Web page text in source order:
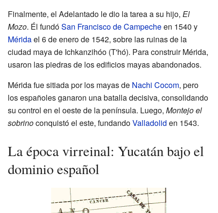
Finalmente, el Adelantado le dio la tarea a su hijo, El
Mozo. Él fundóSan Francisco de Campecheen 1540 y
Méridael 6 de enero de 1542, sobre las ruinas de la
ciudad maya de Ichkanzihóo (T'hó). Para construir Mérida,
usaron las piedras de los edificios mayas abandonados.
Mérida fue sitiada por los mayas de Nachi Cocom, pero
los españoles ganaron una batalla decisiva, consolidando
su control en el oeste de la península. Luego, Montejo el
sobrinoconquistó el este, fundandoValladolid en 1543.
La época virreinal: Yucatán bajo el
dominio español